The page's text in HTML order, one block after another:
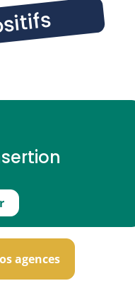
agences